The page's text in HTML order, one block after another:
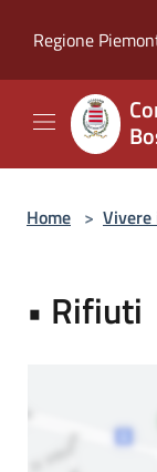
Regione
Home > Vivere
• Rifiuti